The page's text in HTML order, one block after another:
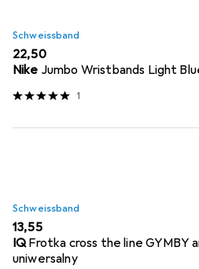
Schweissband
EUR
22,50
Nike Jumbo Wristbands Light
1
Schweissband
EUR
13,55
IQFrotka cross the line GYMBY
uniwersalny